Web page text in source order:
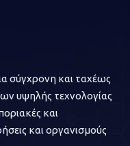
σύγχρονη και ταχέως
υψηλής τεχνολογίας
και
και οργανισμούς